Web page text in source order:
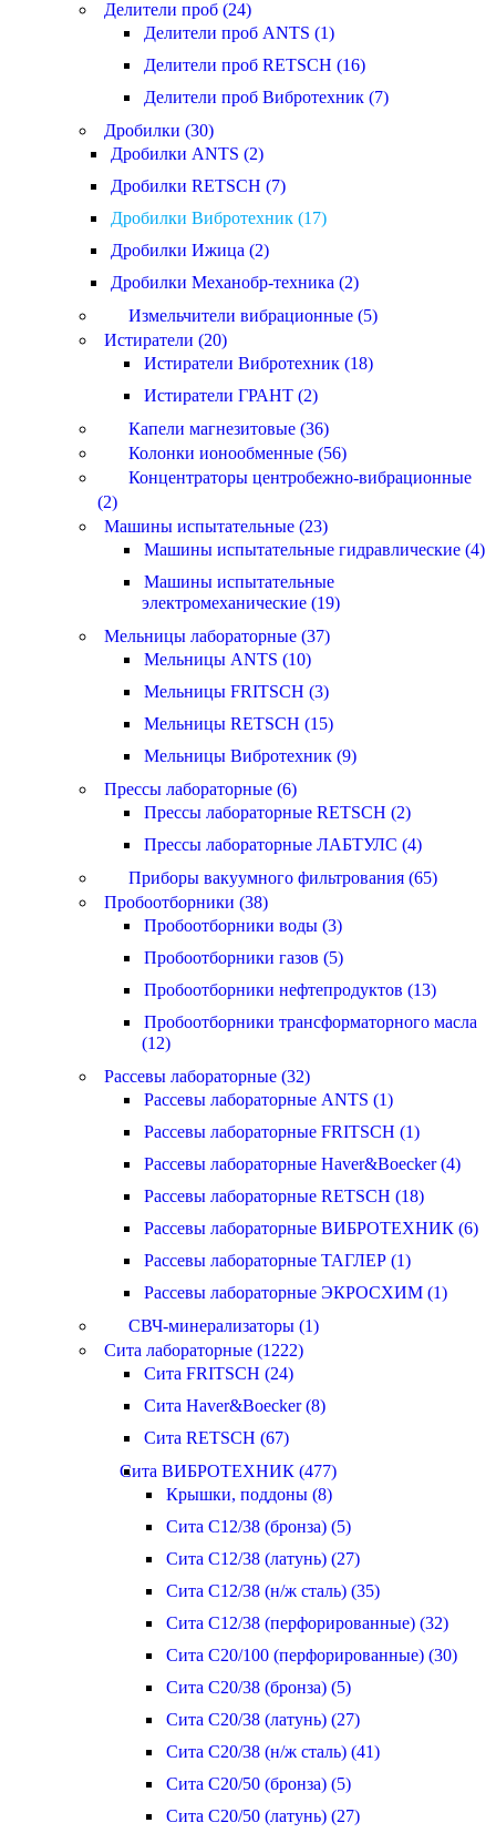
Делители проб (24)
Делители проб ANTS (1)
Делители проб RETSCH (16)
Делители проб Вибротехник (7)
Дробилки (30)
Дробилки ANTS (2)
Дробилки RETSCH (7)
Дробилки Вибротехник (17)
Дробилки Ижица (2)
Дробилки Механобр-техника (2)
Измельчители вибрационные (5)
Истиратели (20)
Истиратели Вибротехник (18)
Истиратели ГРАНТ (2)
Капели магнезитовые (36)
Колонки ионообменные (56)
Концентраторы центробежно-вибрационные
(2)
Машины испытательные (23)
Машины испытательные гидравлические (4)
Машины испытательные
электромеханические (19)
Мельницы лабораторные (37)
Мельницы ANTS (10)
Мельницы FRITSCH (3)
Мельницы RETSCH (15)
Мельницы Вибротехник (9)
Прессы лабораторные (6)
Прессы лабораторные RETSCH (2)
Прессы лабораторные ЛАБТУЛС (4)
Приборы вакуумного фильтрования (65)
Пробоотборники (38)
Пробоотборники воды (3)
Пробоотборники газов (5)
Пробоотборники нефтепродуктов (13)
Пробоотборники трансформаторного масла
(12)
Рассевы лабораторные (32)
Рассевы лабораторные ANTS (1)
Рассевы лабораторные FRITSCH (1)
Рассевы лабораторные Haver&Boecker (4)
Рассевы лабораторные RETSCH (18)
Рассевы лабораторные ВИБРОТЕХНИК (6)
Рассевы лабораторные ТАГЛЕР (1)
Рассевы лабораторные ЭКРОСХИМ (1)
СВЧ-минерализаторы (1)
Сита лабораторные (1222)
Сита FRITSCH (24)
Сита Haver&Boecker (8)
Сита RETSCH (67)
Сита ВИБРОТЕХНИК (477)
Крышки, поддоны (8)
Сита С12/38 (бронза) (5)
Сита С12/38 (латунь) (27)
Сита С12/38 (н/ж сталь) (35)
Сита С12/38 (перфорированные) (32)
Сита С20/100 (перфорированные) (30)
Сита С20/38 (бронза) (5)
Сита С20/38 (латунь) (27)
Сита С20/38 (н/ж сталь) (41)
Сита С20/50 (бронза) (5)
Сита С20/50 (латунь) (27)